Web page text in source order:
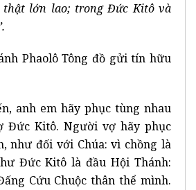
thật lớn lao; trong Đức Kitô và
Phaolô Tông đồ gửi tín hữu
anh em hãy phục tùng nhau
Đức Kitô. Người vợ hãy phục
như đối với Chúa: vì chồng là
Đức Kitô là đầu Hội Thánh:
Cứu Chuộc thân thể mình.